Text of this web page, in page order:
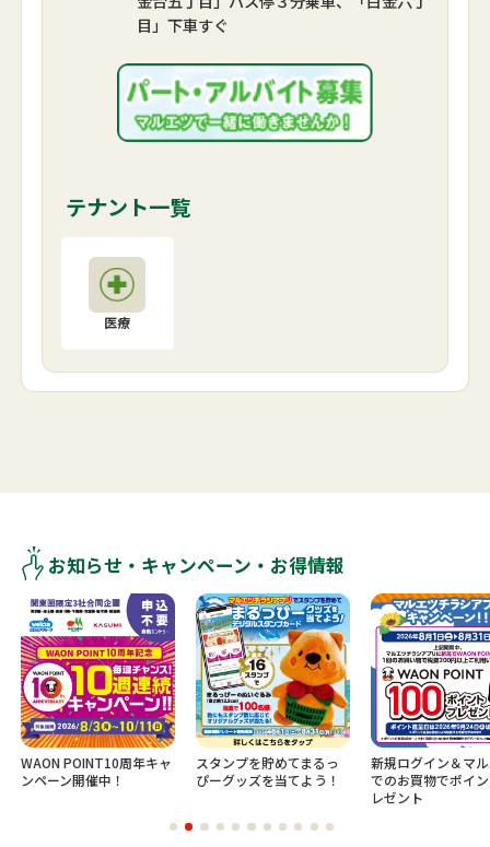
目」下車すぐ
テナント一覧
医療
お知らせ・キャンペーン・お得情報
WAON POINT10周年キャ
ンペーン開催中！
スタンプを貯めてまるっ
ぴーグッズを当てよう！
新規ログイン＆マ
でのお買物でポイ
レゼント